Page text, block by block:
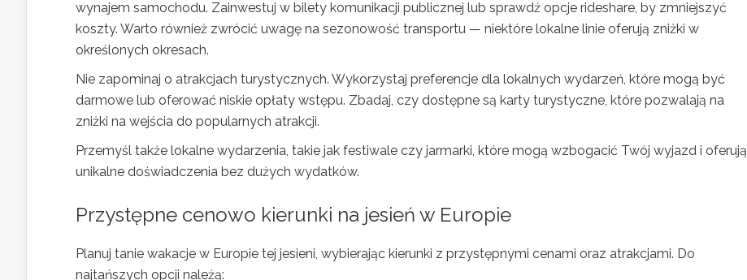
wynajem samochodu. Zainwestuj w bilety komunikacji publicznej lub sprawdź opcje rideshare, by zmniejszyć
koszty. Warto również zwrócić uwagę na sezonowość transportu — niektóre lokalne linie oferują zniżki w
określonych okresach.
Nie zapominaj o atrakcjach turystycznych. Wykorzystaj preferencje dla lokalnych wydarzeń, które mogą być
darmowe lub oferować niskie opłaty wstępu. Zbadaj, czy dostępne są karty turystyczne, które pozwalają na
zniżki na wejścia do popularnych atrakcji.
Przemyśl także lokalne wydarzenia, takie jak festiwale czy jarmarki, które mogą wzbogacić Twój wyjazd i oferują
unikalne doświadczenia bez dużych wydatków.
Przystępne cenowo kierunki na jesień w Europie
Planuj tanie wakacje w Europie tej jesieni, wybierając kierunki z przystępnymi cenami oraz atrakcjami. Do
najtańszych opcji należą: